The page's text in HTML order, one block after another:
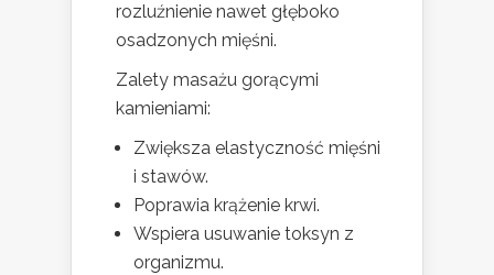
rozluźnienie nawet głęboko
osadzonych mięśni.
Zalety masażu gorącymi
kamieniami:
Zwiększa elastyczność mięśni
i stawów.
Poprawia krążenie krwi.
Wspiera usuwanie toksyn z
organizmu.